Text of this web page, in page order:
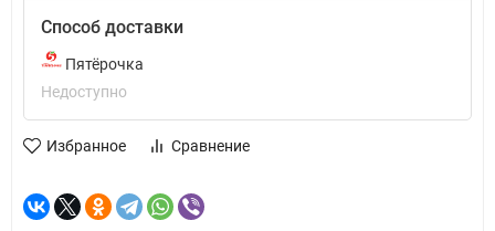
Способ доставки
Пятёрочка
Недоступно
Избранное Сравнение